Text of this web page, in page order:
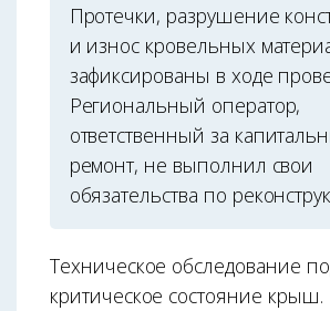
Протечки, разрушение
и износ кровельных
зафиксированы в ходе
Региональный оператор,
ответственный за
ремонт, не выполнил свои
обязательства по
Техническое обследование
критическое состояние